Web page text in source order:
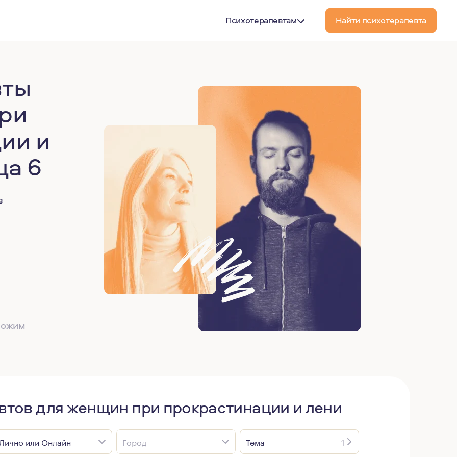
Психотерапевтам Найти психотерапевта
и
6
для женщин при прокрастинации и лени
или Онлайн Город Тема 1